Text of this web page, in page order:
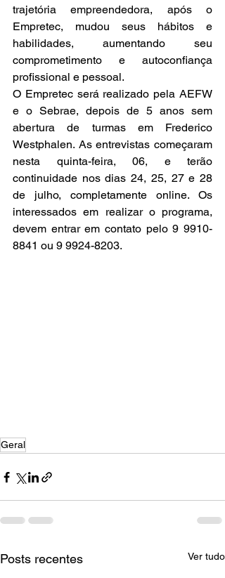
trajetória empreendedora, após o
Empretec, mudou seus hábitos e
habilidades, aumentando seu
comprometimento e autoconfiança
profissional e pessoal.
O Empretec será realizado pela AEFW
e o Sebrae, depois de 5 anos sem
abertura de turmas em Frederico
Westphalen. As entrevistas começaram
nesta quinta-feira, 06, e terão
continuidade nos dias 24, 25, 27 e 28
de julho, completamente online. Os
interessados em realizar o programa,
devem entrar em contato pelo 9 9910-
8841 ou 9 9924-8203.
Geral
Posts recentes Ver tudo